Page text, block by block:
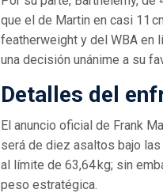
que el de Martin en casi 11
featherweight y del WBA en
una decisión unánime a su
Detalles del
El anuncio oficial de Frank
será de diez asaltos bajo las
al límite de 63,64 kg; sin
peso estratégica.